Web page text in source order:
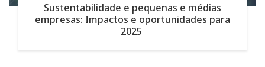
Sustentabilidade e pequenas e médias
empresas: Impactos e oportunidades para
2025